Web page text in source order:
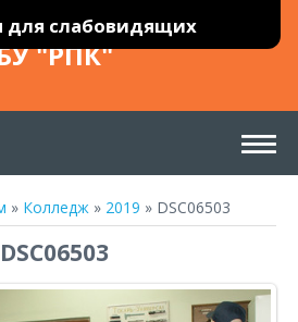
для слабовидящих
"РПК"
» Колледж » 2019 » DSC06503
DSC06503